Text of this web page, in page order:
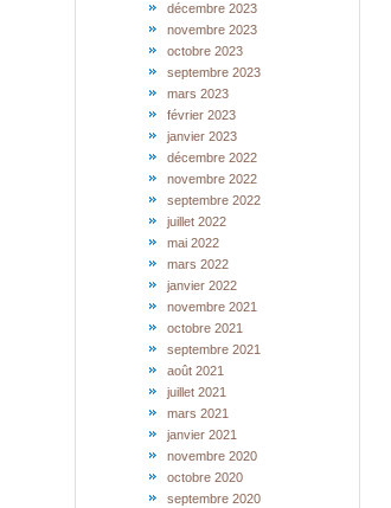
décembre 2023
novembre 2023
octobre 2023
septembre 2023
mars 2023
février 2023
janvier 2023
décembre 2022
novembre 2022
septembre 2022
juillet 2022
mai 2022
mars 2022
janvier 2022
novembre 2021
octobre 2021
septembre 2021
août 2021
juillet 2021
mars 2021
janvier 2021
novembre 2020
octobre 2020
septembre 2020